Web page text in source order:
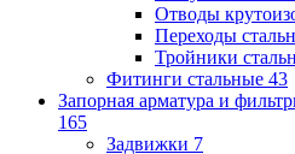
Отводы
Переходы
Тройники
Фитинги стальные 43
Запорная арматура и
165
Задвижки 7